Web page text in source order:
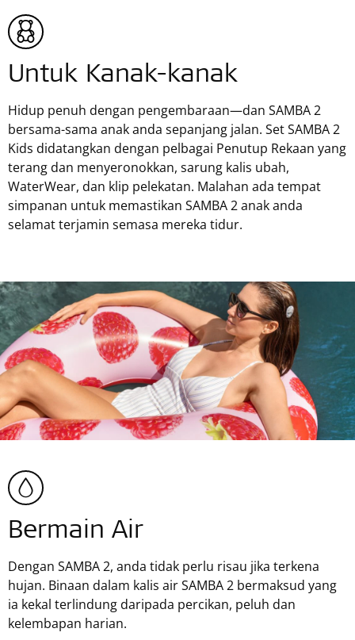
Untuk Kanak-kanak
Hidup penuh dengan pengembaraan—dan SAMBA 2
bersama-sama anak anda sepanjang jalan. Set SAMBA 2
Kids didatangkan dengan pelbagai Penutup Rekaan yang
terang dan menyeronokkan, sarung kalis ubah,
WaterWear, dan klip pelekatan. Malahan ada tempat
simpanan untuk memastikan SAMBA 2 anak anda
selamat terjamin semasa mereka tidur.
Bermain Air
Dengan SAMBA 2, anda tidak perlu risau jika terkena
hujan. Binaan dalam kalis air SAMBA 2 bermaksud yang
ia kekal terlindung daripada percikan, peluh dan
kelembapan harian.